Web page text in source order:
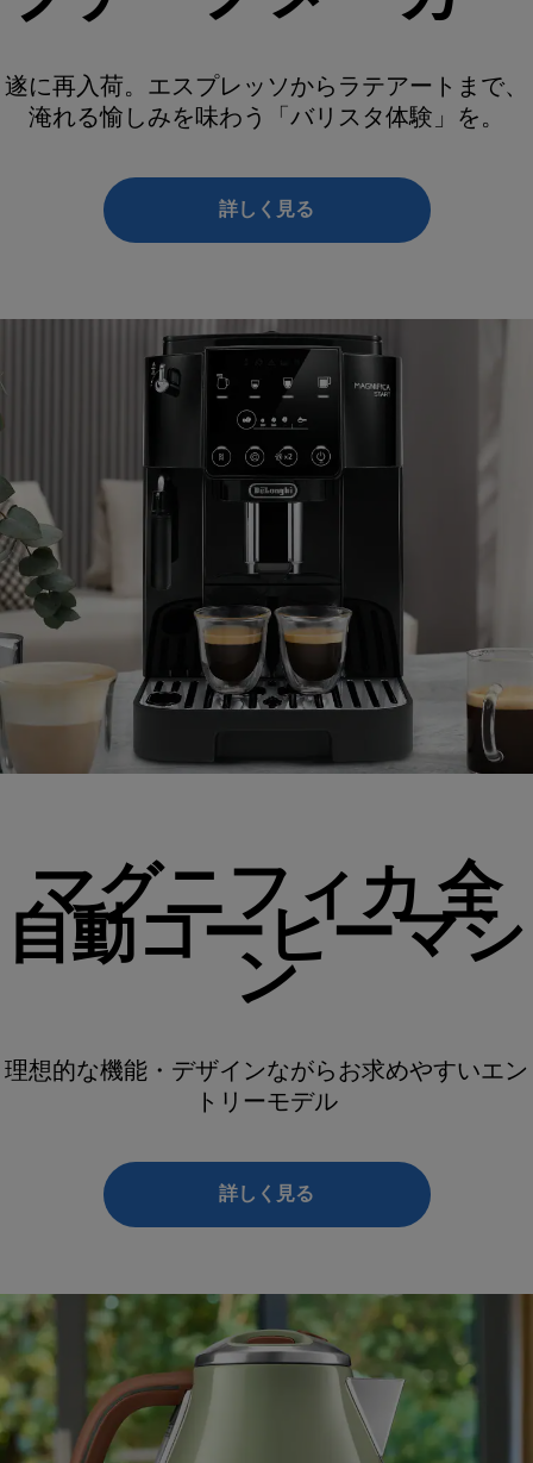
遂に再入荷。エスプレッソからラテアートまで、
淹れる愉しみを味わう「バリスタ体験」を。
詳しく見る
マグニフィカ 全
自動コーヒーマシ
ン
理想的な機能・デザインながらお求めやすいエン
トリーモデル
詳しく見る